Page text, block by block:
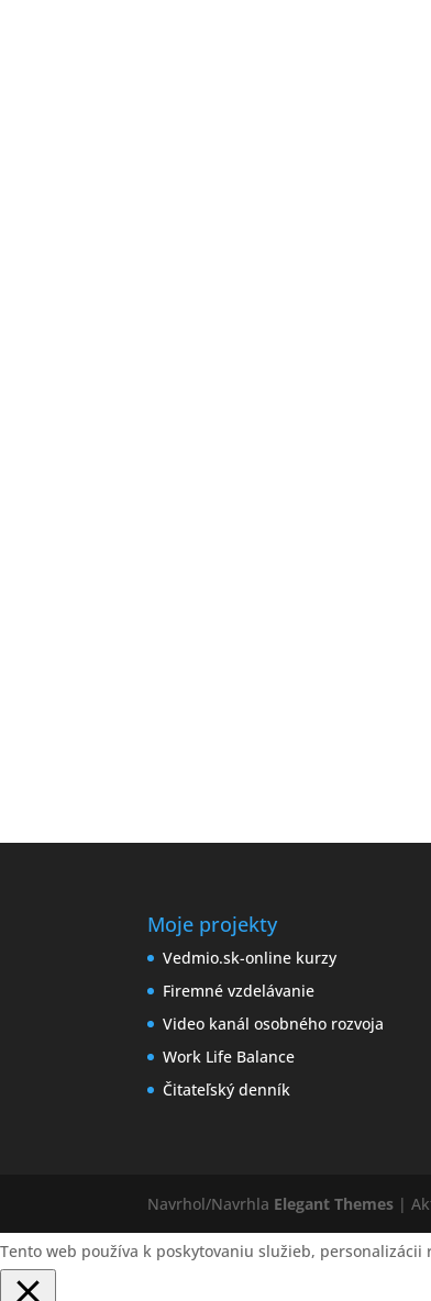
Moje projekty
Vedmio.sk-online kurzy
Firemné vzdelávanie
Video kanál osobného rozvoja
Work Life Balance
Čitateľský denník
Navrhol/Navrhla Elegant Themes |
Tento web používa k poskytovaniu služieb,